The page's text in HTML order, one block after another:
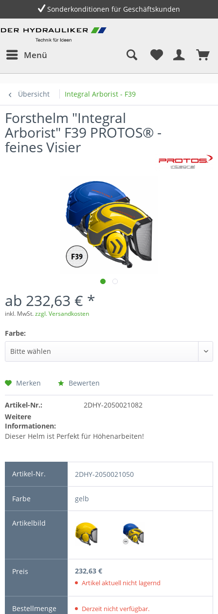
Gratis Versand innerhalb
Menü
Übersicht Integral Arborist - F39
Forsthelm "Integral
Arborist" F39 PROTOS® -
feines Visier
ab 232,63 € *
inkl. MwSt.zzgl. Versandkosten
Farbe:
Merken Bewerten
Artikel-Nr.:
2DHY-2050021082
Weitere
Informationen:
Dieser Helm ist Perfekt für Höhenarbeiten!
2DHY-2050021050
gelb
232,63 €
Artikel aktuell nicht lagernd
Derzeit nicht verfügbar.